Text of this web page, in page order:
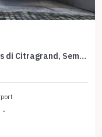
Kesempatan Langka, rumah Prestisius di Citragrand, Semarang, LB 310m²
-